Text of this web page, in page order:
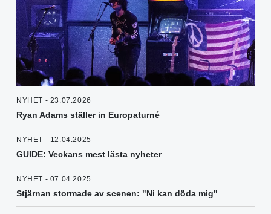
NYHET - 23.07.2026
Ryan Adams ställer in Europaturné
NYHET - 12.04.2025
GUIDE: Veckans mest lästa nyheter
NYHET - 07.04.2025
Stjärnan stormade av scenen: "Ni kan döda mig"